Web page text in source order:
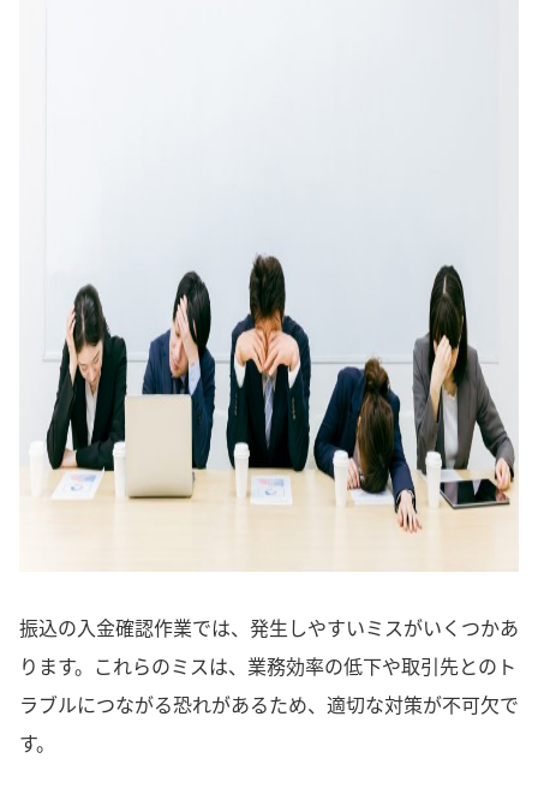
振込の入金確認作業では、発生しやすいミスがいくつかあ
ります。これらのミスは、業務効率の低下や取引先とのト
ラブルにつながる恐れがあるため、適切な対策が不可欠で
す。